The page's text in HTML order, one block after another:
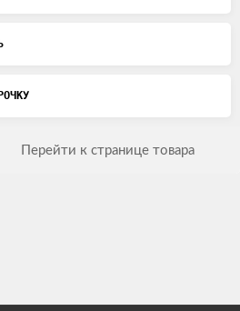
Перейти к странице товара